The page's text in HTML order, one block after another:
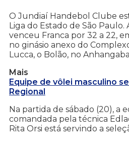
O Jundiaí Handebol Clube
Liga do Estado de São
venceu Franca por 32 a 22,
no ginásio anexo do
Lucca, o Bolão, no
Mais
Equipe de vôlei masculino
Regional
Na partida de sábado (20), a
comandada pela técnica
Rita Orsi está servindo a